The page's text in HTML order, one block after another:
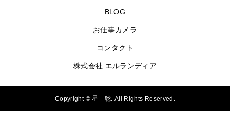
BLOG
お仕事カメラ
コンタクト
株式会社 エルランディア
Copyright ©星 聡. All Rights Reserved.